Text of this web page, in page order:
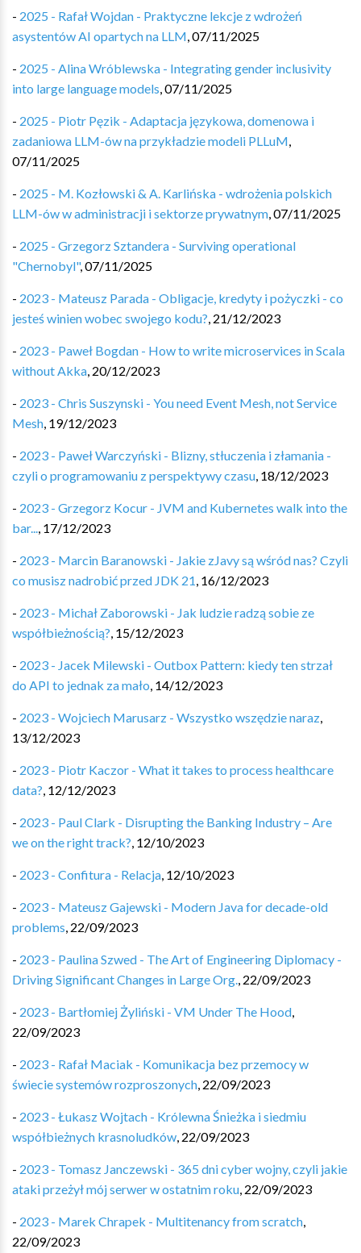
- 2025 - Rafał Wojdan - Praktyczne lekcje z wdrożeń
asystentów AI opartych na LLM,07/11/2025
- 2025 - Alina Wróblewska - Integrating gender inclusivity
into large language models,07/11/2025
- 2025 - Piotr Pęzik - Adaptacja językowa, domenowa i
zadaniowa LLM-ów na przykładzie modeli PLLuM,
07/11/2025
- 2025 - M. Kozłowski & A. Karlińska - wdrożenia polskich
LLM-ów w administracji i sektorze prywatnym,07/11/2025
- 2025 - Grzegorz Sztandera - Surviving operational
"Chernobyl",07/11/2025
- 2023 - Mateusz Parada - Obligacje, kredyty i pożyczki - co
jesteś winien wobec swojego kodu?, 21/12/2023
- 2023 - Paweł Bogdan - How to write microservices in Scala
without Akka, 20/12/2023
- 2023 - Chris Suszynski - You need Event Mesh, not Service
Mesh, 19/12/2023
- 2023 - Paweł Warczyński - Blizny, stłuczenia i złamania -
czyli o programowaniu z perspektywy czasu, 18/12/2023
- 2023 - Grzegorz Kocur - JVM and Kubernetes walk into the
bar..., 17/12/2023
- 2023 - Marcin Baranowski - Jakie zJavy są wśród nas? Czyli
co musisz nadrobić przed JDK 21, 16/12/2023
- 2023 - Michał Zaborowski - Jak ludzie radzą sobie ze
współbieżnością?, 15/12/2023
- 2023 - Jacek Milewski - Outbox Pattern: kiedy ten strzał
do API to jednak za mało, 14/12/2023
- 2023 - Wojciech Marusarz - Wszystko wszędzie naraz,
13/12/2023
- 2023 - Piotr Kaczor - What it takes to process healthcare
data?, 12/12/2023
- 2023 - Paul Clark - Disrupting the Banking Industry – Are
we on the right track?, 12/10/2023
- 2023 - Confitura - Relacja, 12/10/2023
- 2023 - Mateusz Gajewski - Modern Java for decade-old
problems, 22/09/2023
- 2023 - Paulina Szwed - The Art of Engineering Diplomacy -
Driving Significant Changes in Large Org., 22/09/2023
- 2023 - Bartłomiej Żyliński - VM Under The Hood,
22/09/2023
- 2023 - Rafał Maciak - Komunikacja bez przemocy w
świecie systemów rozproszonych, 22/09/2023
- 2023 - Łukasz Wojtach - Królewna Śnieżka i siedmiu
współbieżnych krasnoludków, 22/09/2023
- 2023 - Tomasz Janczewski - 365 dni cyber wojny, czyli jakie
ataki przeżył mój serwer w ostatnim roku, 22/09/2023
- 2023 - Marek Chrapek - Multitenancy from scratch,
22/09/2023